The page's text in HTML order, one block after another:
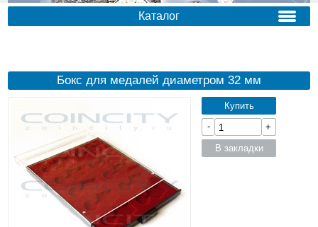
Каталог
Бокс для медалей диаметром 32 мм
Купить
-
+
В закладки